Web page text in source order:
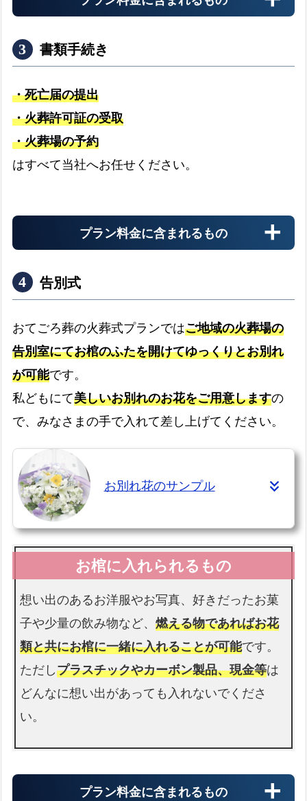
お迎え先からの搬送料金
安置料金
ドライアイス
最大3日分まで無料です
お棺
故人様を収めるお棺です
仏衣
書類手続き
・死亡届の提出
・火葬許可証の受取
・火葬場の予約
はすべて当社へお任せください。
プラン料金に含まれるもの
書類手続き代行
告別式
おてごろ葬の火葬式プランではご地域の火葬場の
告別室にてお棺のふたを開けてゆっくりとお別れ
が可能です。
私どもにて美しいお別れのお花をご用意しますの
で、みなさまの手で入れて差し上げてください。
お別れ花のサンプル
想い出のあるお洋服やお写真、好きだったお菓
子や少量の飲み物など、燃える物であればお花
類と共にお棺に一緒に入れることが可能です。
ただしプラスチックやカーボン製品、現金等は
どんなに想い出があっても入れないでくださ
い。
プラン料金に含まれるもの